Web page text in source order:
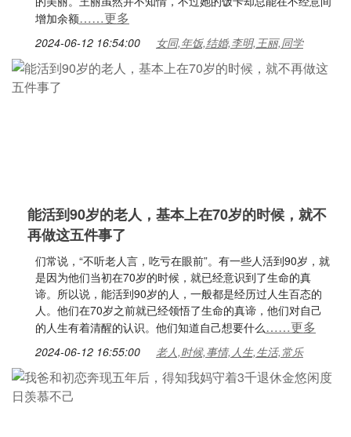
增加余额……更多
2024-06-12 16:54:00 女同,年饭,结婚,李明,王丽,同学
能活到90岁的老人，基本上在70岁的时候，就不
再做这五件事了
们常说，“不听老人言，吃亏在眼前”。有一些人活到90岁，就
是因为他们当初在70岁的时候，就已经意识到了生命的真
谛。所以说，能活到90岁的人，一般都是经历过人生百态的
人。他们在70岁之前就已经领悟了生命的真谛，他们对自己
的人生有着清醒的认识。他们知道自己想要什么……更多
2024-06-12 16:55:00 老人,时候,事情,人生,生活,常乐